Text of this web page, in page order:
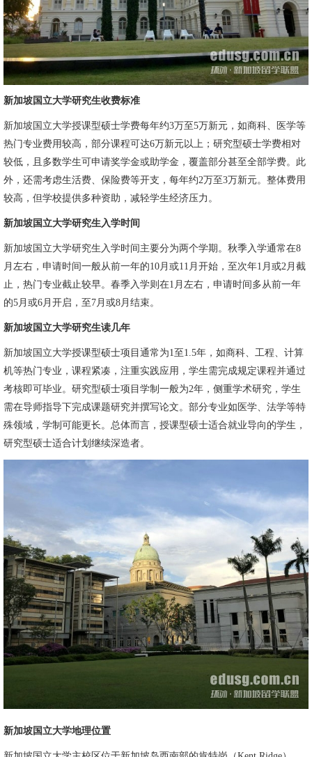
新加坡国立大学研究生收费标准
新加坡国立大学授课型硕士学费每年约3万至5万新元，如商科、医学等
热门专业费用较高，部分课程可达6万新元以上；研究型硕士学费相对
较低，且多数学生可申请奖学金或助学金，覆盖部分甚至全部学费。此
外，还需考虑生活费、保险费等开支，每年约2万至3万新元。整体费用
较高，但学校提供多种资助，减轻学生经济压力。
新加坡国立大学研究生入学时间
新加坡国立大学研究生入学时间主要分为两个学期。秋季入学通常在8
月左右，申请时间一般从前一年的10月或11月开始，至次年1月或2月截
止，热门专业截止较早。春季入学则在1月左右，申请时间多从前一年
的5月或6月开启，至7月或8月结束。
新加坡国立大学研究生读几年
新加坡国立大学授课型硕士项目通常为1至1.5年，如商科、工程、计算
机等热门专业，课程紧凑，注重实践应用，学生需完成规定课程并通过
考核即可毕业。研究型硕士项目学制一般为2年，侧重学术研究，学生
需在导师指导下完成课题研究并撰写论文。部分专业如医学、法学等特
殊领域，学制可能更长。总体而言，授课型硕士适合就业导向的学生，
研究型硕士适合计划继续深造者。
新加坡国立大学地理位置